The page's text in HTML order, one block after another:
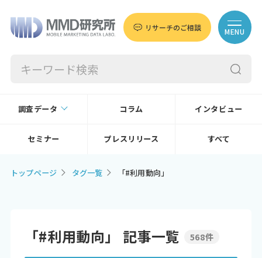
リサーチのご相談 MENU
調査データ コラム インタビュー
セミナー プレスリリース すべて
トップページ タグ一覧 「#利用動向」
「#利用動向」 記事一覧 568件